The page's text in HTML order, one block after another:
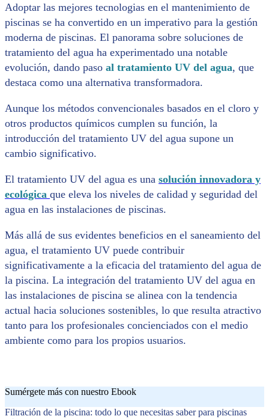
Adoptar las mejores tecnologias en el mantenimiento de
piscinas se ha convertido en un imperativo para la gestión
moderna de piscinas. El panorama sobre soluciones de
tratamiento del agua ha experimentado una notable
evolución, dando paso al tratamiento UV del agua, que
destaca como una alternativa transformadora.
Aunque los métodos convencionales basados en el cloro y
otros productos químicos cumplen su función, la
introducción del tratamiento UV del agua supone un
cambio significativo.
El tratamiento UV del agua es una solución innovadora y
ecológica que eleva los niveles de calidad y seguridad del
agua en las instalaciones de piscinas.
Más allá de sus evidentes beneficios en el saneamiento del
agua, el tratamiento UV puede contribuir
significativamente a la eficacia del tratamiento del agua de
la piscina. La integración del tratamiento UV del agua en
las instalaciones de piscina se alinea con la tendencia
actual hacia soluciones sostenibles, lo que resulta atractivo
tanto para los profesionales concienciados con el medio
ambiente como para los propios usuarios.
Sumérgete más con nuestro Ebook
Filtración de la piscina: todo lo que necesitas saber para piscinas